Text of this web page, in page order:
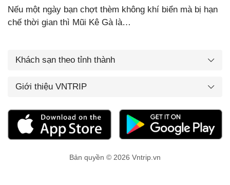
Nếu một ngày bạn chợt thèm không khí biển mà bị hạn
chế thời gian thì Mũi Kê Gà là…
Khách sạn theo tỉnh thành
Giới thiệu VNTRIP
Bản quyền © 2026 Vntrip.vn